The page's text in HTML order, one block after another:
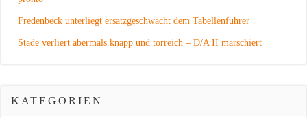
Fredenbeck unterliegt ersatzgeschwächt dem Tabellenführer
Stade verliert abermals knapp und torreich – D/A II marschiert
KATEGORIEN